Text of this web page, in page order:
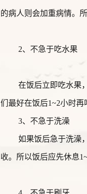
的病人则会加重病情。
2、不急于吃水果
在饭后立即吃水果
们最好在饭后1~2小时再
3、不急于洗澡
如果饭后急于洗澡
收。所以饭后应先休息